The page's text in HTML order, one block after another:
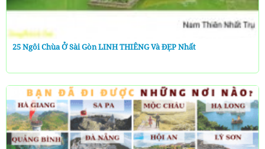
25 Ngôi Chùa Ở Sài Gòn LINH THIÊNG Và ĐẸP Nhất